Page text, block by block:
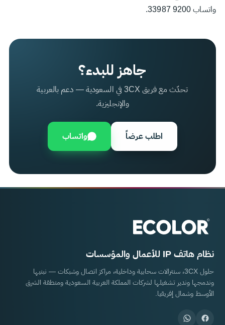
واتساب 9200 33987.
جاهز للبدء؟
تحدّث مع فريق 3CX في السعودية — دعم بالعربية
والإنجليزية.
اطلب عرضاً واتساب
نظام هاتف IP للأعمال والمؤسسات
حلول 3CX، سنترالات سحابية وداخلية، مراكز اتصال وشبكات — نبنيها
وندمجها وندير تشغيلها لشركات المملكة العربية السعودية ومنطقة الشرق
الأوسط وشمال إفريقيا.